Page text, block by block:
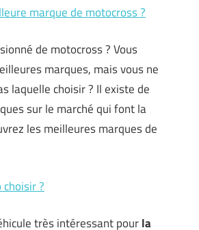
marque de motocross ?
de motocross ? Vous
marques, mais vous ne
laquelle choisir ? Il existe de
sur le marché qui font la
les meilleures marques de
choisir ?
très intéressant pourla